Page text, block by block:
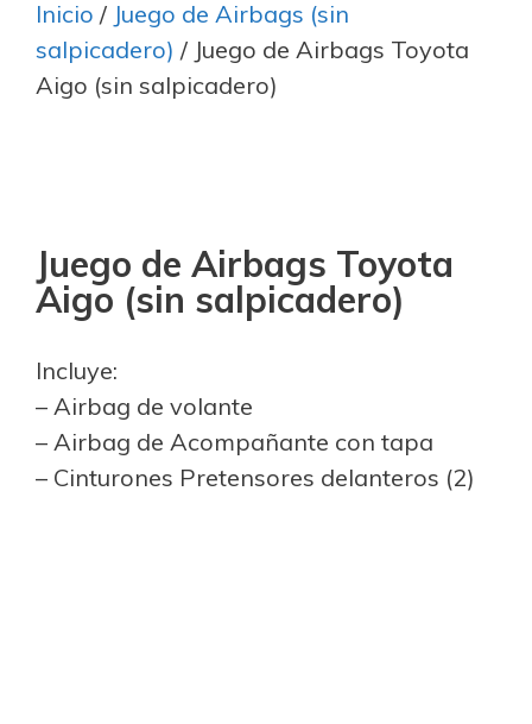
Inicio / Juego de Airbags (sin
salpicadero) / Juego de Airbags Toyota
Aigo (sin salpicadero)
Juego de Airbags Toyota
Aigo (sin salpicadero)
Incluye:
– Airbag de volante
– Airbag de Acompañante con tapa
– Cinturones Pretensores delanteros (2)